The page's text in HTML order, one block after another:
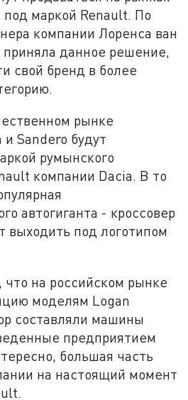
маркой Renault. По
компании Лоренса ван
данное решение,
свой бренд в более
рынке
Sandero будут
румынского
компании Dacia. В то
автогиганта - кроссовер
выходить под логотипом
на российском рынке
моделям Logan
составляли машины
предприятием
большая часть
на настоящий момент